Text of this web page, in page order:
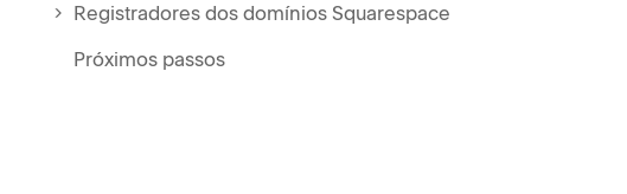
Registradores dos domínios Squarespace
Próximos passos